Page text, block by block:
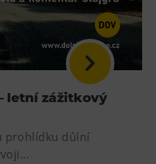
letní zážitkový
prohlídku důlní